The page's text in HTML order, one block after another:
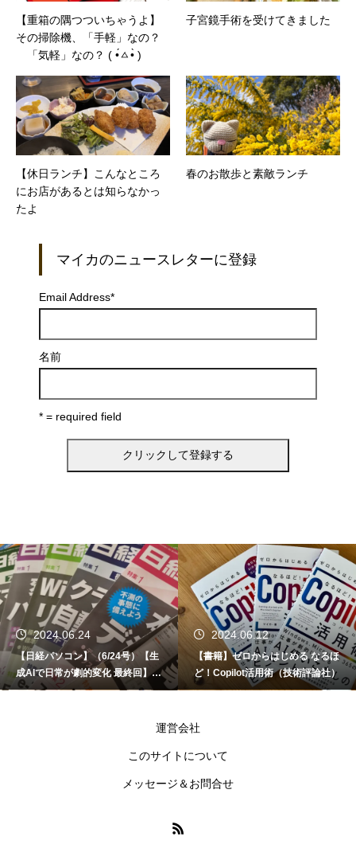
【重箱の隅つついちゃうよ】
その掃除機、「手軽」なの？
「気軽」なの？ ( •́ㅿ•̀ )
子宮鏡手術を受けてきました
【休日ランチ】こんなところ
にお店があるとは知らなかっ
たよ
春のお散歩と素敵ランチ
マイカのニュースレターに登録
Email Address*
名前
* = required field
2024.06.24
【日経パソコン】（6/24号）【生
成AIで日常が劇的変化 最終回】 A
I時代のアプリケーション／サービ
2024.06.12
【書籍】ゼロからはじめる なるほ
ど！Copilot活用術（技術評論社）
運営会社
このサイトについて
メッセージ＆お問合せ